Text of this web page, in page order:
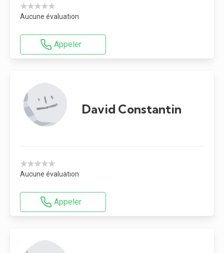
★★★★★
Aucune évaluation
Appeler
David Constantin
★★★★★
Aucune évaluation
Appeler